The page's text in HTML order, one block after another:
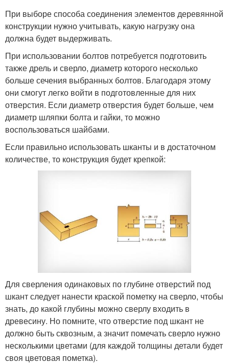
При выборе способа соединения элементов деревянной
конструкции нужно учитывать, какую нагрузку она
должна будет выдерживать.
При использовании болтов потребуется подготовить
также дрель и сверло, диаметр которого несколько
больше сечения выбранных болтов. Благодаря этому
они смогут легко войти в подготовленные для них
отверстия. Если диаметр отверстия будет больше, чем
диаметр шляпки болта и гайки, то можно
воспользоваться шайбами.
Если правильно использовать шканты и в достаточном
количестве, то конструкция будет крепкой:
Для сверления одинаковых по глубине отверстий под
шкант следует нанести краской пометку на сверло, чтобы
знать, до какой глубины можно сверлу входить в
древесину. Но помните, что отверстие под шкант не
должно быть сквозным, а значит помечать сверло нужно
несколькими цветами (для каждой толщины детали будет
своя цветовая пометка).